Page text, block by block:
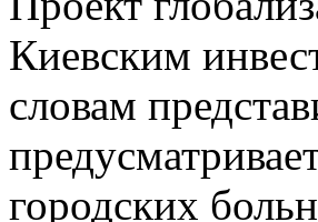
Киевским
словам
городских